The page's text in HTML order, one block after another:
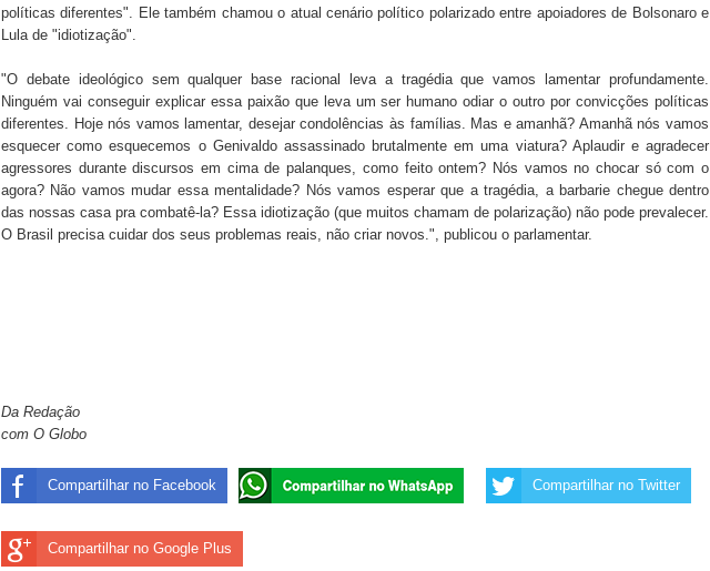
políticas diferentes". Ele também chamou o atual cenário político polarizado entre apoiadores de Bolsonaro e
Lula de "idiotização".
"O debate ideológico sem qualquer base racional leva a tragédia que vamos lamentar profundamente.
Ninguém vai conseguir explicar essa paixão que leva um ser humano odiar o outro por convicções políticas
diferentes. Hoje nós vamos lamentar, desejar condolências às famílias. Mas e amanhã? Amanhã nós vamos
esquecer como esquecemos o Genivaldo assassinado brutalmente em uma viatura? Aplaudir e agradecer
agressores durante discursos em cima de palanques, como feito ontem? Nós vamos no chocar só com o
agora? Não vamos mudar essa mentalidade? Nós vamos esperar que a tragédia, a barbarie chegue dentro
das nossas casa pra combatê-la? Essa idiotização (que muitos chamam de polarização) não pode prevalecer.
O Brasil precisa cuidar dos seus problemas reais, não criar novos.", publicou o parlamentar.
Da Redação
com O Globo
Compartilhar no Facebook Compartilhar no Twitter
Compartilhar no Google Plus